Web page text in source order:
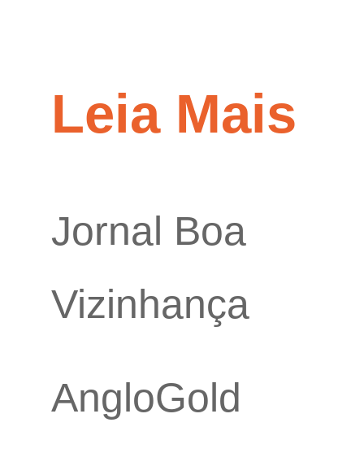
Leia Mais
Jornal Boa
Vizinhança
AngloGold